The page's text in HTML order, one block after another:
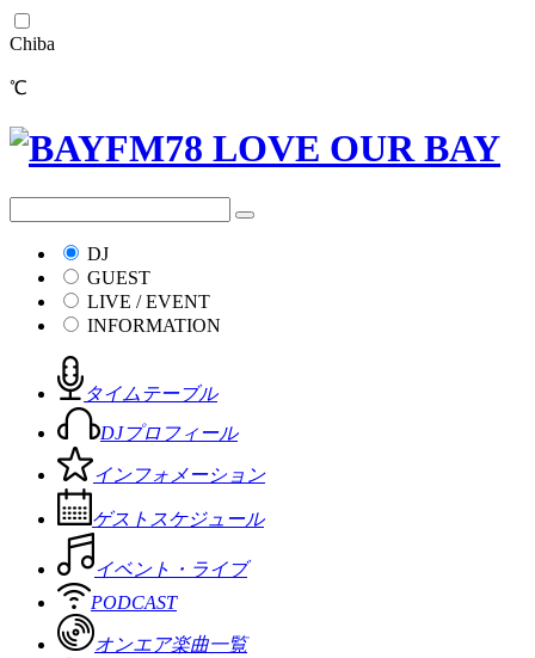
Chiba
℃
DJ
GUEST
LIVE / EVENT
INFORMATION
タイムテーブル
DJプロフィール
インフォメーション
ゲストスケジュール
イベント・ライブ
PODCAST
オンエア楽曲一覧